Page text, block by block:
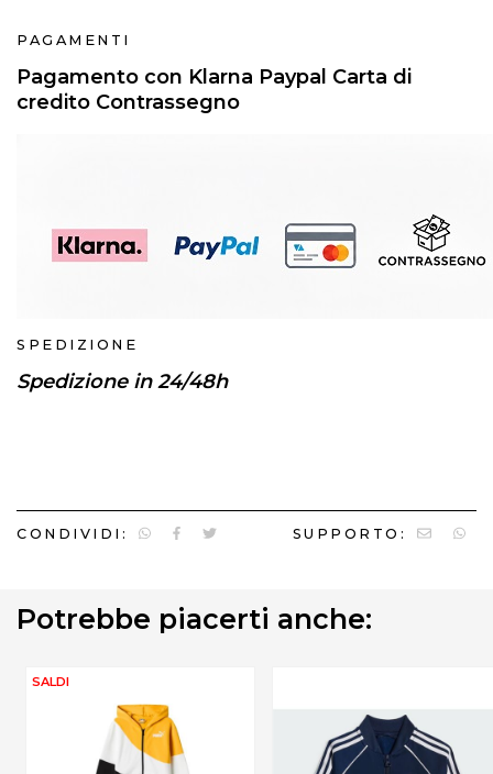
PAGAMENTI
Pagamento con Klarna Paypal Carta di
credito Contrassegno
SPEDIZIONE
Spedizione in 24/48h
CONDIVIDI: SUPPORTO:
Potrebbe piacerti anche:
SALDI